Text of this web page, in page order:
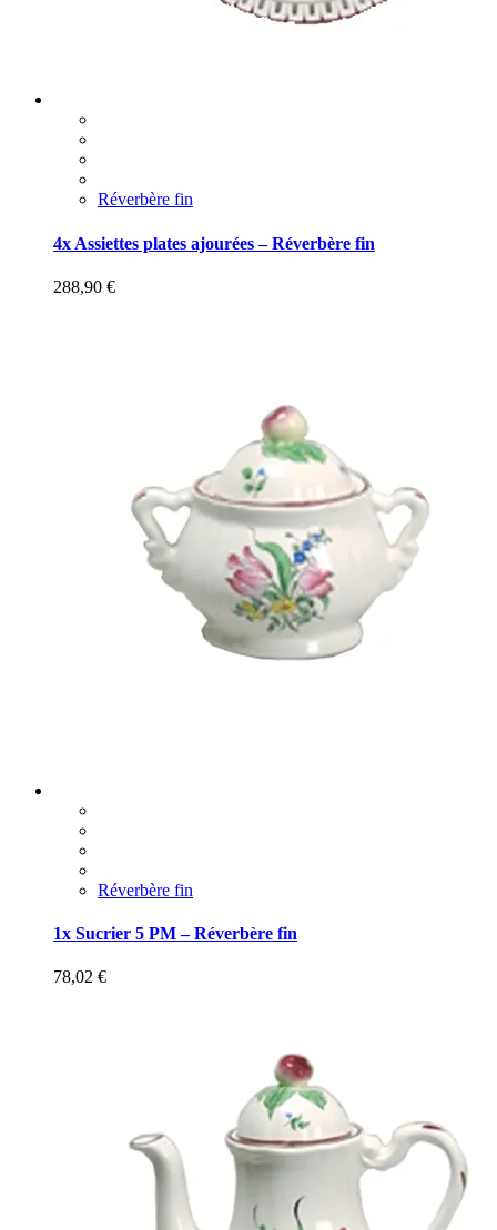
Réverbère fin
4x Assiettes plates ajourées – Réverbère fin
288,90 €
Réverbère fin
1x Sucrier 5 PM – Réverbère fin
78,02 €